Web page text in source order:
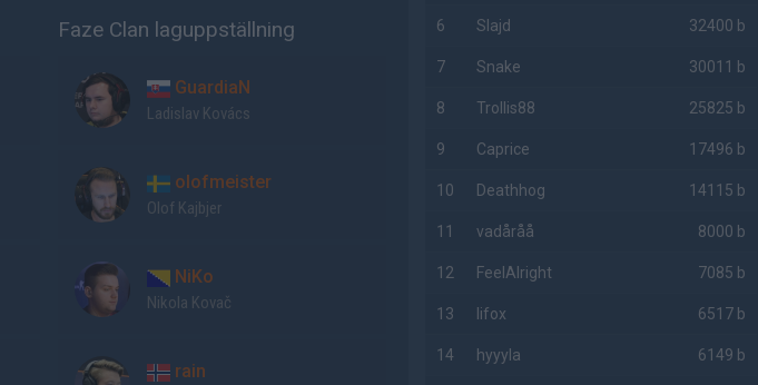
Faze Clan laguppställning
GuardiaN
Ladislav Kovács
olofmeister
Olof Kajbjer
NiKo
Nikola Kovač
rain
6 Slajd 32400 b
7 Snake 30011 b
8 Trollis88 25825 b
9 Caprice 17496 b
10 Deathhog 14115 b
11 vadåråå 8000 b
12 FeelAlright 7085 b
13 lifox 6517 b
14 hyyyla 6149 b